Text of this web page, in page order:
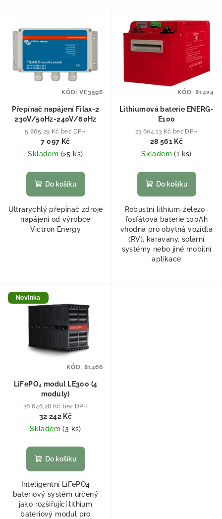
Přepínač napájení Filax-2
230V/50Hz-240V/60Hz
5 865,29 Kč bez DPH
7 097 Kč
Skladem (>5 ks)
Do košíku
Ultrarychlý přepínač zdroje
napájení od výrobce
Victron Energy
KÓD:VE3596
Lithiumová baterie ENERG-
E100
23 604,13 Kč bez DPH
28 561 Kč
Skladem(1 ks)
Do košíku
Robustní lithium-železo-
fosfátová baterie 100Ah
vhodná pro obytná vozidla
(RV), karavany, solární
systémy nebo jiné mobilní
aplikace
KÓD: 81424
Novinka
LiFePO₄ modul LE300 (4
moduly)
26 646,28 Kč bez DPH
32 242 Kč
Skladem(3 ks)
Do košíku
Inteligentní LiFePO4
bateriový systém určený
jako rozšiřující lithium
bateriový modul pro
KÓD: 81466